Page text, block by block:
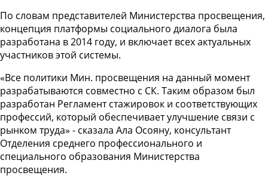
По словам представителей Министерства просвещения,
концепция платформы социального диалога была
разработана в 2014 году, и включает всех актуальных
участников этой системы.
«Все политики Мин. просвещения на данный момент
разрабатываются совместно с СК. Таким образом был
разработан Регламент стажировок и соответствующих
профессий, который обеспечивает улучшение связи с
рынком труда» - сказала Ала Осояну, консультант
Отделения среднего профессионального и
специального образования Министерства
просвещения.